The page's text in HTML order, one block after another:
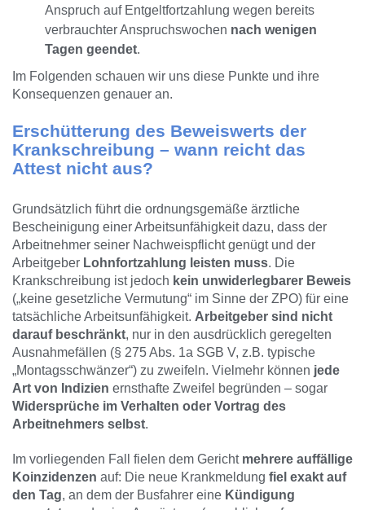
Anspruch auf Entgeltfortzahlung wegen bereits
verbrauchter Anspruchswochen nach wenigen
Tagen geendet.
Im Folgenden schauen wir uns diese Punkte und ihre
Konsequenzen genauer an.
Erschütterung des Beweiswerts der
Krankschreibung – wann reicht das
Attest nicht aus?
Grundsätzlich führt die ordnungsgemäße ärztliche
Bescheinigung einer Arbeitsunfähigkeit dazu, dass der
Arbeitnehmer seiner Nachweispflicht genügt und der
Arbeitgeber Lohnfortzahlung leisten muss. Die
Krankschreibung ist jedoch kein unwiderlegbarer Beweis
(„keine gesetzliche Vermutung“ im Sinne der ZPO) für eine
tatsächliche Arbeitsunfähigkeit. Arbeitgeber sind nicht
darauf beschränkt, nur in den ausdrücklich geregelten
Ausnahmefällen (§ 275 Abs. 1a SGB V, z.B. typische
„Montagsschwänzer“) zu zweifeln. Vielmehr können jede
Art von Indizien ernsthafte Zweifel begründen – sogar
Widersprüche im Verhalten oder Vortrag des
Arbeitnehmers selbst.
Im vorliegenden Fall fielen dem Gericht mehrere auffällige
Koinzidenzen auf: Die neue Krankmeldung fiel exakt auf
den Tag, an dem der Busfahrer eine Kündigung